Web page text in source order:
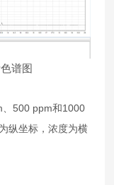
谱图
、500 ppm和1000
纵坐标 ，浓度为横